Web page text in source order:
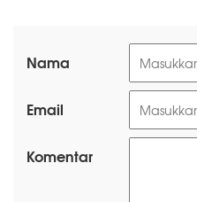
Nama
Email
Komentar